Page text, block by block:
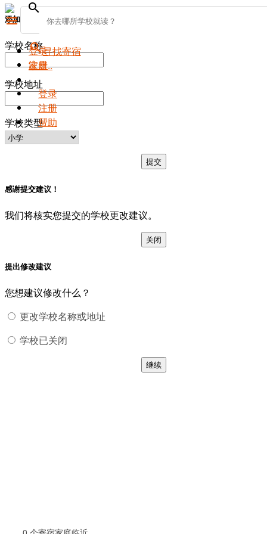
menu
search寻找寄宿
家庭..
登录
注册
帮助
添加新学校
学校名称
学校地址
学校类型
提交
感谢提交建议！
我们将核实您提交的学校更改建议。
关闭
提出修改建议
您想建议修改什么？
更改学校名称或地址
学校已关闭
继续
search
登录
注册